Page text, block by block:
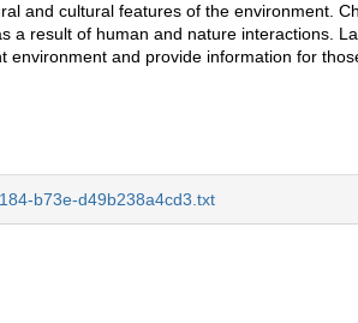
and cultural features of the environment.
a result of human and nature interactions.
environment and provide information for
b73e-d49b238a4cd3.txt